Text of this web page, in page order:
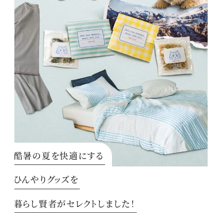
酷暑の夏を快適にする
ひんやりグッズを
暮らし賢者がセレクトしました！